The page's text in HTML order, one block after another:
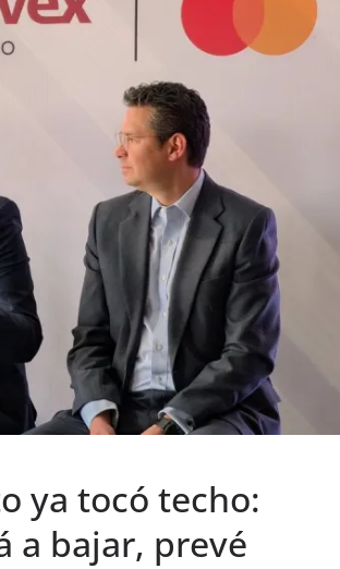
ya tocó techo:
a bajar, prevé